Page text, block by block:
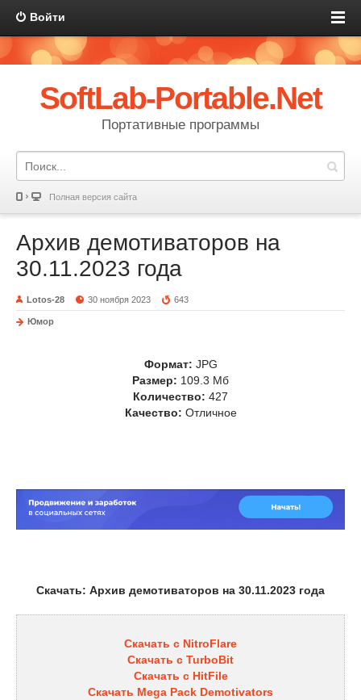
Войти
SoftLab-Portable.Net
Портативные программы
Полная версия сайта
Архив демотиваторов на
30.11.2023 года
Lotos-28 30 ноября 2023 643
Юмор
Формат: JPG
Размер: 109.3 Мб
Количество: 427
Качество: Отличное
Скачать: Архив демотиваторов на 30.11.2023 года
Скачать с NitroFlare
Скачать с TurboBit
Скачать с HitFile
Скачать Mega Pack Demotivators